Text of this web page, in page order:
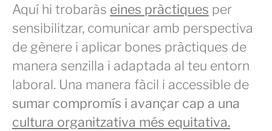
Aquí hi trobaràs eines pràctiques per
sensibilitzar, comunicar amb perspectiva
de gènere i aplicar bones pràctiques de
manera senzilla i adaptada al teu entorn
laboral. Una manera fàcil i accessible de
sumar compromís i avançar cap a una
cultura organitzativa més equitativa.